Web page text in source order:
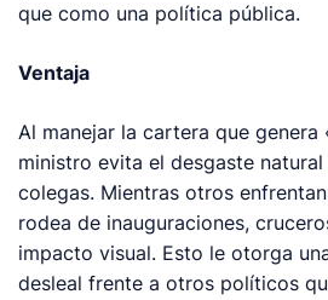
que como una política pública.
Ventaja
Al manejar la cartera que genera
ministro evita el desgaste
colegas. Mientras otros
rodea de inauguraciones,
impacto visual. Esto le otorga
desleal frente a otros políticos